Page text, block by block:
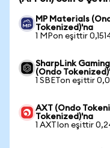
MP Materials
Tokenized)'na
1 MPon eşittir
SharpLink
(Ondo
1 SBETon eşittir
AXT (Ondo
Tokenized)'na
1 AXTIon eşittir